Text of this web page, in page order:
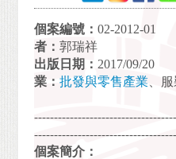
個案編號：02-
者：郭瑞祥
出版日期：
業：批發與零售產業 、
個案簡介：